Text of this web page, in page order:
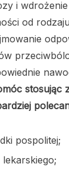
i
od
stosując
pospolitej;